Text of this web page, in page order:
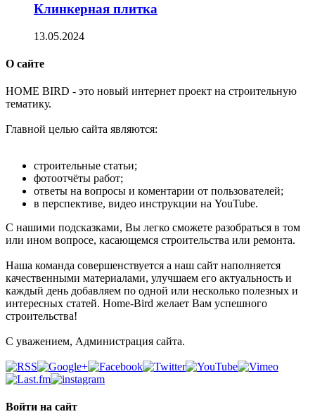
Клинкерная плитка
13.05.2024
О сайте
HOME BIRD - это новый интернет проект на строительную
тематику.
Главной целью сайта являются:
строительные статьи;
фотоотчёты работ;
ответы на вопросы и коментарии от пользователей;
в перспективе, видео инструкции на YouTube.
С нашими подсказками, Вы легко сможете разобраться в том
или ином вопросе, касающемся строительства или ремонта.
Наша команда совершенствуется а наш сайт наполняется
качественными материалами, улучшаем его актуальность и
каждый день добавляем по одной или несколько полезных и
интересных статей. Home-Bird желает Вам успешного
строительства!
С уважением, Администрация сайта.
Войти на сайт